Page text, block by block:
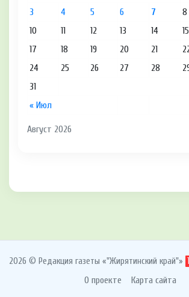
Август 2026
« Июл
3
4 5 6 7 8
10
11 12 13 14 15
17
18 19 20 21
24
25 26 27 28
31
2026 © Редакция газеты «"Жирятинский край"»
О проекте Карта сайта